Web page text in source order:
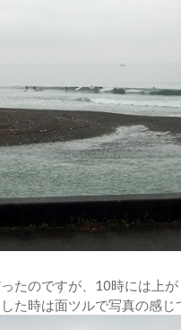
たのですが、10時には上が
た時は面ツルで写真の感じ